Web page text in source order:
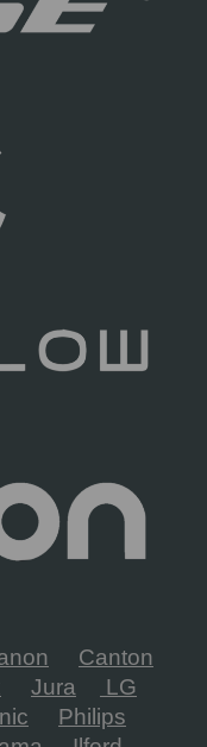
Canton
Jura
LG
Philips